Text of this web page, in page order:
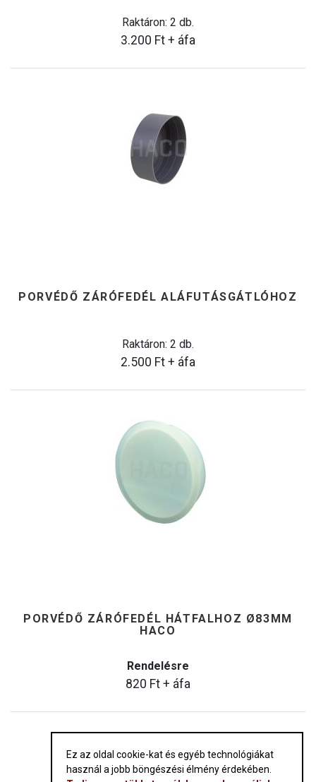
Raktáron: 2 db.
3.200 Ft + áfa
PORVÉDŐ ZÁRÓFEDÉL ALÁFUTÁSGÁTLÓHOZ
Raktáron: 2 db.
2.500 Ft + áfa
PORVÉDŐ ZÁRÓFEDÉL HÁTFALHOZ Ø83MM
HACO
Rendelésre
820 Ft + áfa
Ez az oldal cookie-kat és egyéb technológiákat
használ a jobb böngészési élmény érdekében.